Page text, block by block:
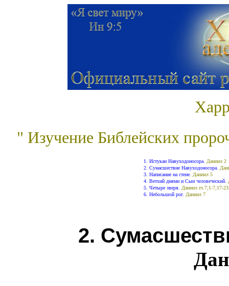
" Изучение Библейских
1. Истукан Навуходоносора.
Даниил 2
2. Сумасшествие Навуходоносора.
3. Написание на стене.
Даниил 5
4. Ветхий днями и Сын человеческий.
5. Четыре зверя.
Даниил гл.7,1-7,17-23
6. Небольшой рог. Даниил 7
2.